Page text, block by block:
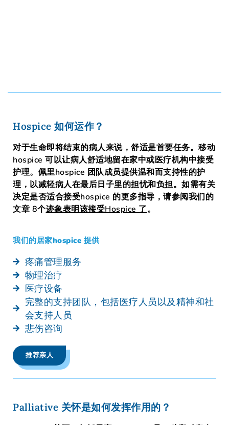
Hospice 如何运作？
对于生命即将结束的病人来说，舒适是首要任务。移动
hospice 可以让病人舒适地留在家中或医疗机构中接受
护理。佩里hospice 团队成员提供温和而支持性的护
理，以减轻病人在最后日子里的担忧和负担。 如需有关
决定是否适合接受hospice 的更多指导，请参阅我们的
文章 8个迹象表明该接受Hospice 了。
我们的居家hospice 提供
疼痛管理服务
物理治疗
医疗设备
完整的支持团队，包括医疗人员以及精神和社
会支持人员
悲伤咨询
推荐亲人
Palliative 关怀是如何发挥作用的？